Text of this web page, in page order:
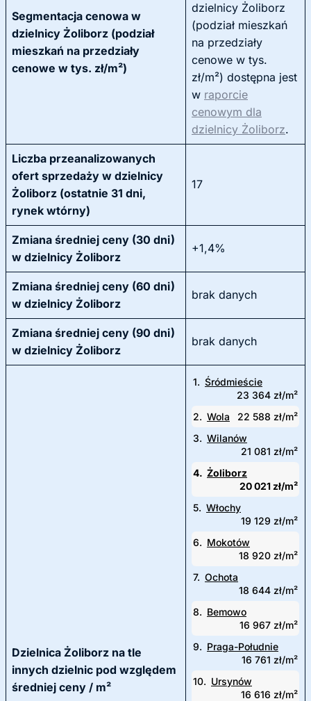
Segmentacja cenowa w
dzielnicy Żoliborz (podział
mieszkań na przedziały
cenowe w tys. zł/m²)
dzielnicy Żoliborz
(podział mieszkań
na przedziały
cenowe w tys.
zł/m²) dostępna jest
w raporcie
cenowym dla
dzielnicy Żoliborz.
Liczba przeanalizowanych
ofert sprzedaży w dzielnicy
Żoliborz (ostatnie 31 dni,
rynek wtórny)
17
Zmiana średniej ceny (30 dni)
w dzielnicy Żoliborz
+1,4%
Zmiana średniej ceny (60 dni)
w dzielnicy Żoliborz
brak danych
Zmiana średniej ceny (90 dni)
w dzielnicy Żoliborz
brak danych
Dzielnica Żoliborz na tle
innych dzielnic pod względem
średniej ceny / m²
1. Śródmieście
23 364 zł/m²
2. Wola
22 588 zł/m²
3. Wilanów
21 081 zł/m²
4. Żoliborz
20 021 zł/m²
5. Włochy
19 129 zł/m²
6. Mokotów
18 920 zł/m²
7. Ochota
18 644 zł/m²
8. Bemowo
16 967 zł/m²
9. Praga-Południe
16 761 zł/m²
10. Ursynów
16 616 zł/m²